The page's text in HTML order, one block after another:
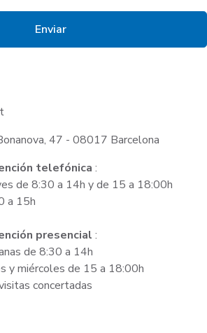
47 - 08017 Barcelona
telefónica :
de 8:30 a 14h y de 15 a 18:00h
a 15h
presencial :
de 8:30 a 14h
y miércoles de 15 a 18:00h
concertadas